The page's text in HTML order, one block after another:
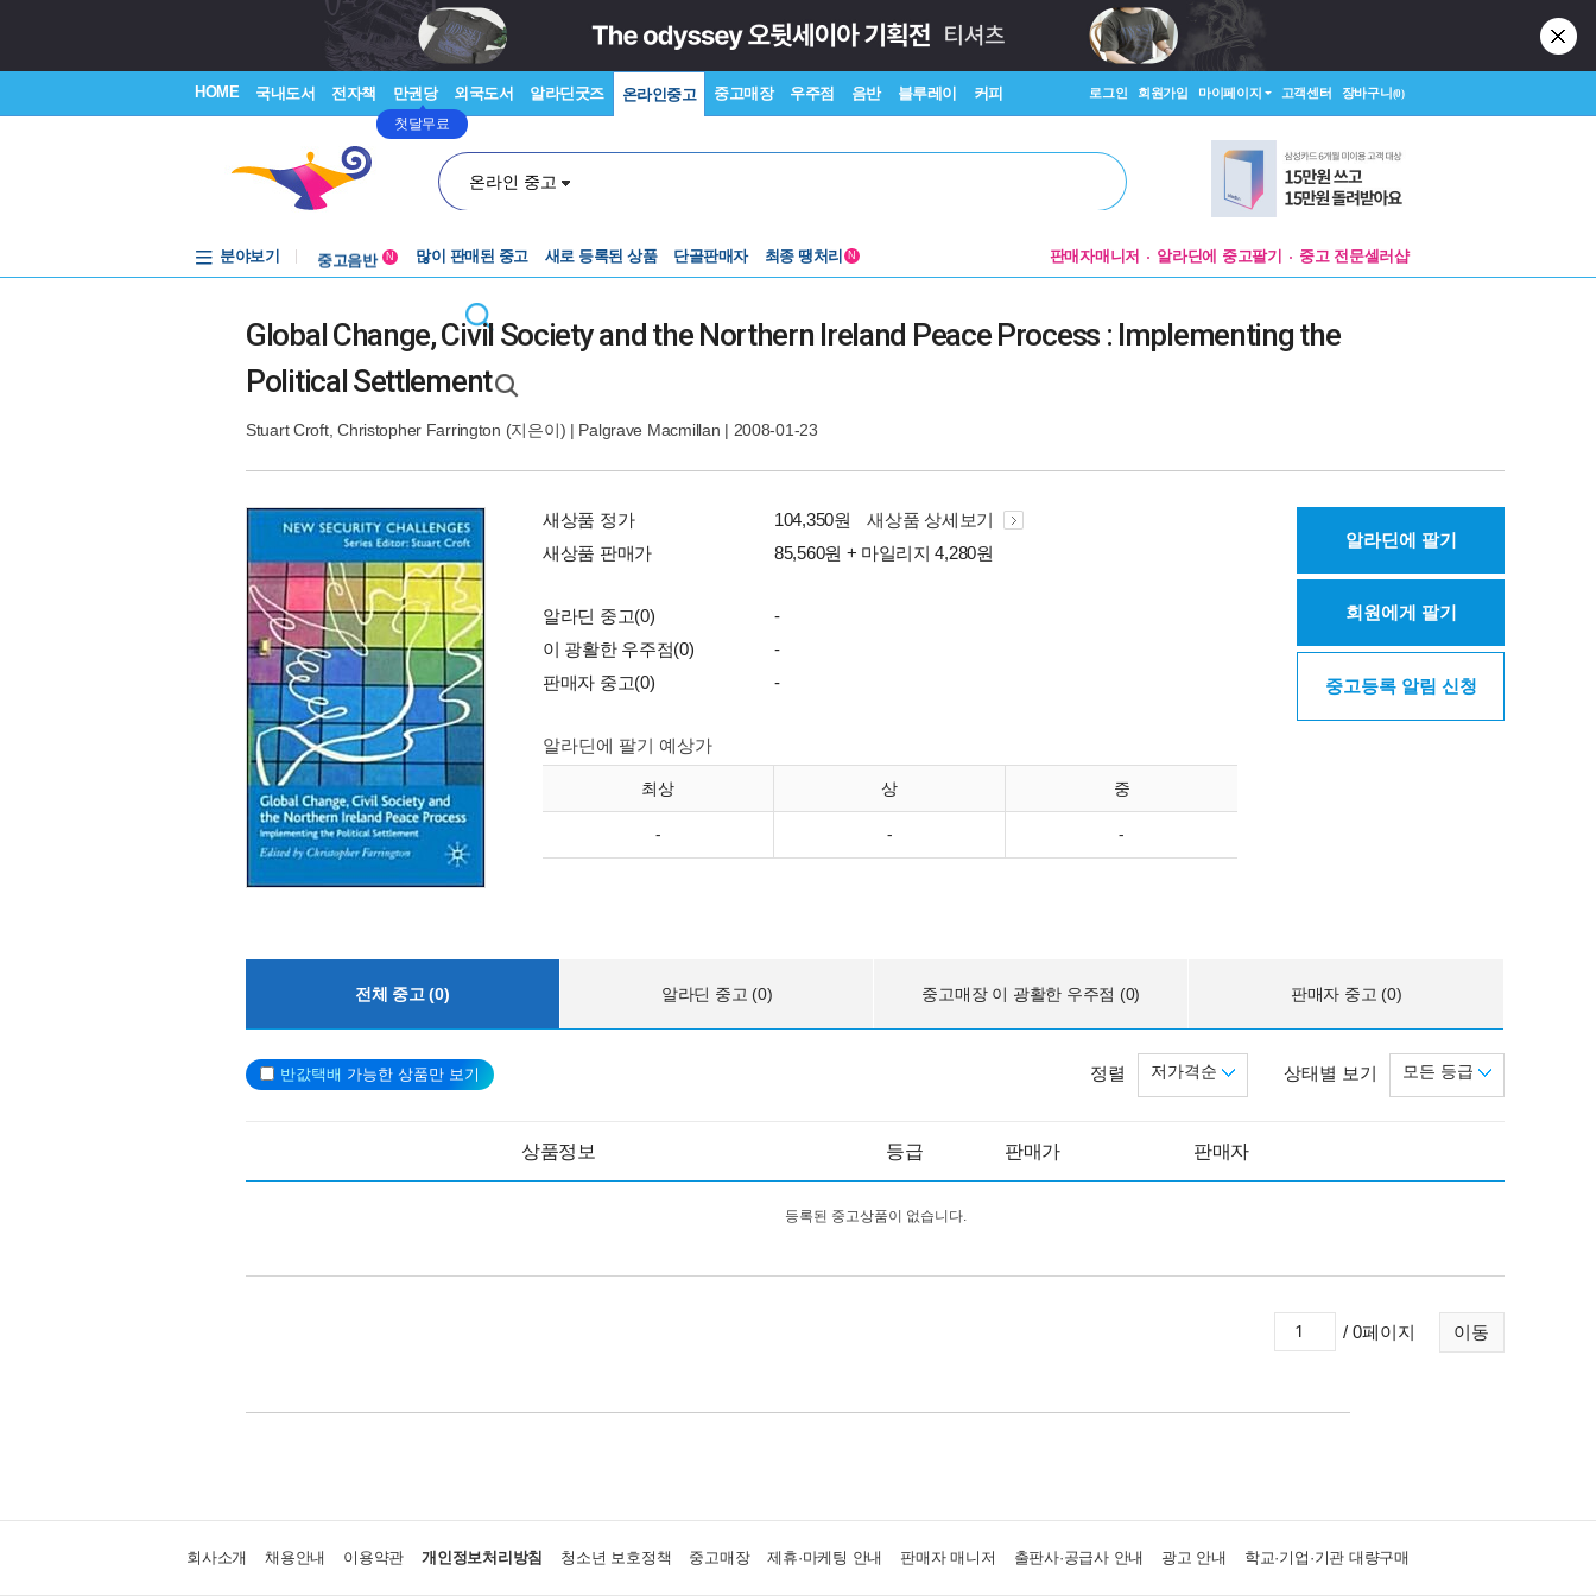
HOME 국내도서 전자책 만권당
첫달무료
외국도서 알라딘굿즈 온라인중고 중고매장 우주점 음반 블루레이 커피 로그인 회원가입 마이페이지 고객센터 장바구니(0)
온라인 중고
분야보기
중고음반
N 많이 판매된 중고 새로 등록된 상품 단골판매자 최종 땡처리 N 판매자매니저 알라딘에 중고팔기 중고 전문셀러샵
Global Change, Civil Society and the Northern Ireland Peace Process : Implementing the
Political Settlement
Stuart Croft,Christopher Farrington (지은이) | Palgrave Macmillan | 2008-01-23
새상품 정가 104,350원
새상품 상세보기
새상품 판매가
85,560원 + 마일리지 4,280원
알라딘 중고(0)
-
이 광활한 우주점(0)
-
판매자 중고(0)
-
알라딘에 팔기 예상가
최상 상 중
- - -
알라딘에 팔기
회원에게 팔기
중고등록 알림 신청
전체 중고 (0) 알라딘 중고 (0) 중고매장 이 광활한 우주점 (0) 판매자 중고 (0)
반값택배 가능한 상품만 보기 상태별 보기 모든 등급
정렬 저가격순
상품정보 등급 판매가 판매자
등록된 중고상품이 없습니다.
이동
/ 0페이지
회사소개 채용안내 이용약관 개인정보처리방침 청소년 보호정책 중고매장 제휴·마케팅 안내 판매자 매니저 출판사·공급사 안내 광고 안내 학교·기업·기관 대량구매